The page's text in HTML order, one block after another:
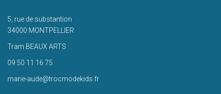
5, rue de substantion
34000 MONTPELLIER
Tram BEAUX ARTS
09 50 11 16 75
marie-aude@trocmodekids.fr